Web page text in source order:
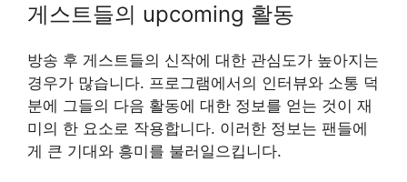
게스트들의 upcoming 활동
방송 후 게스트들의 신작에 대한 관심도가 높아지는
경우가 많습니다. 프로그램에서의 인터뷰와 소통 덕
분에 그들의 다음 활동에 대한 정보를 얻는 것이 재
미의 한 요소로 작용합니다. 이러한 정보는 팬들에
게 큰 기대와 흥미를 불러일으킵니다.